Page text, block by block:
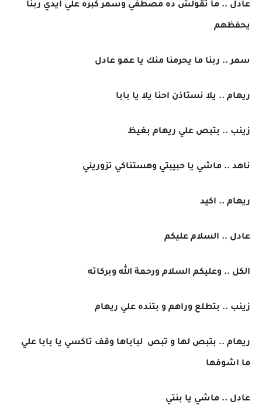
عادل .. ما تقولش ده مصطفي وسمر كبره علي ايدي ربنا
يحفظهم
سمر .. ربنا ما يحرمنا منك يا عمو عادل
ريهام .. يلا نستاذن احنا يلا يا بابا
زينب .. بتبص علي ريهام بغيظ
ناهد .. ماشي يا حبيبتي وهستناكي تزوريني
ريهام .. اكيد
عادل .. السلام عليكم
الكل .. وعليكم السلام ورحمة الله وبركاته
زينب .. بتطلع وراهم و بتنده علي ريهام
ريهام .. بتبص لها و تبص لباباها وقف تاكسي يا بابا علي
ما اشوفها
عادل .. ماشي يا بنتي